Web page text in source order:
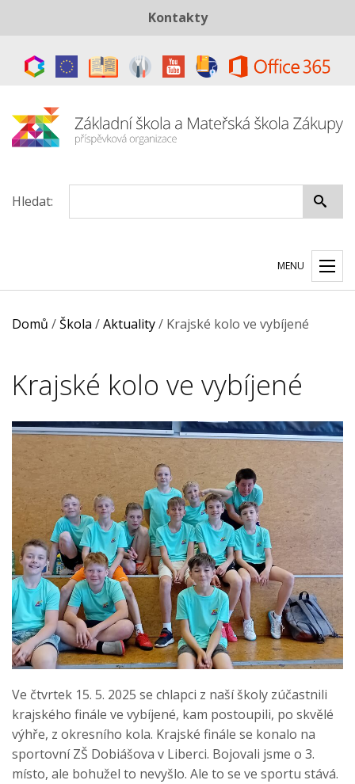
Kontakty
Datová schránka:ye8cp64
Hledat:
MENU
Domů /Škola /Aktuality/ Krajské kolo ve vybíjené
Krajské kolo ve vybíjené
Ve čtvrtek 15. 5. 2025 se chlapci z naší školy zúčastnili
krajského finále ve vybíjené, kam postoupili, po skvělé
výhře, z okresního kola. Krajské finále se konalo na
sportovní ZŠ Dobiášova v Liberci. Bojovali jsme o 3.
místo, ale bohužel to nevyšlo. Ale to se ve sportu stává.